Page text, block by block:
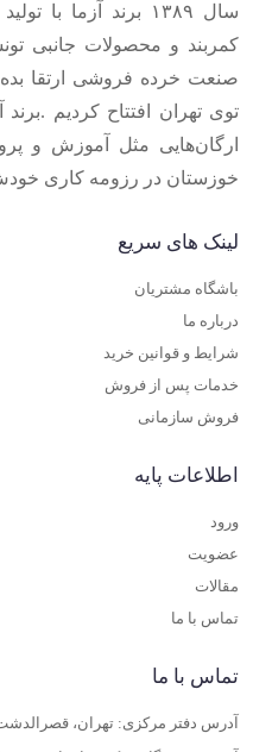
سال ۱۳۸۹ برند
کمربند و محصولات جانبی
توی تهران افتتاح کردیم
ارگان‌هایی مثل آموزش و
خوزستان در رزومه کاری
لینک های سریع
باشگاه مشتریان
درباره ما
شرایط و قوانین خرید
خدمات پس از فروش
فروش سازمانی
اطلاعات پایه
ورود
عضویت
مقالات
تماس با ما
تماس با ما
آدرس دفتر مرکزی: تهران،